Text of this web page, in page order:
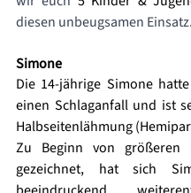
diesen unbeugsamen Einsatz.
Simone
Die 14-jährige Simone
einen Schlaganfall und ist
Halbseitenlähmung
Zu Beginn von größeren
gezeichnet, hat sich